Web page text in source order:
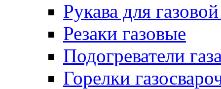
Рукава для
Резаки газовые
Подогреватели
Горелки